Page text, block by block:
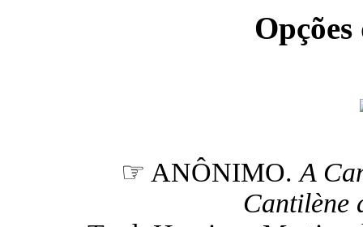
☞ ANÔNIMO.A
Cantilène